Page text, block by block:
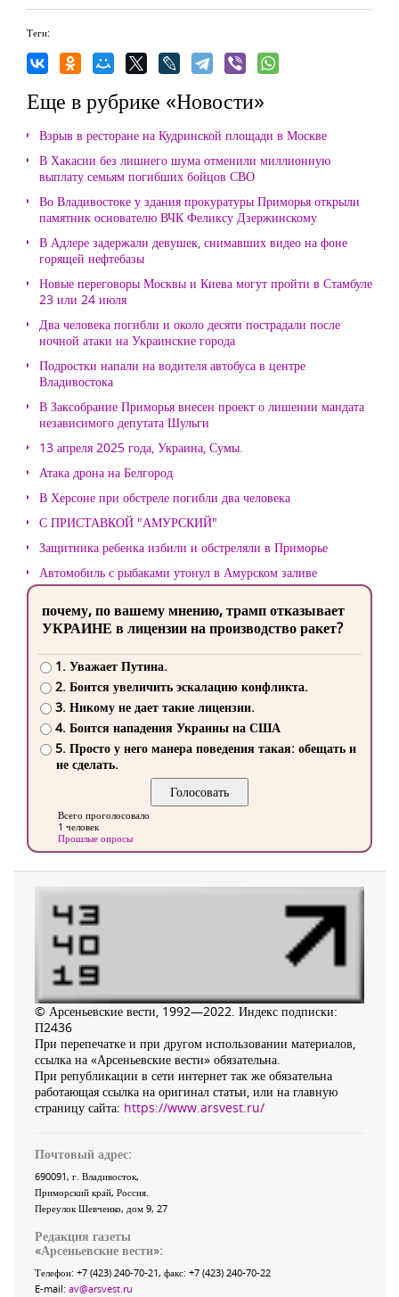
Теги:
Еще в рубрике «Новости»
Взрыв в ресторане на Кудринской площади в Москве
В Хакасии без лишнего шума отменили миллионную
выплату семьям погибших бойцов СВО
Во Владивостоке у здания прокуратуры Приморья открыли
памятник основателю ВЧК Феликсу Дзержинскому
В Адлере задержали девушек, снимавших видео на фоне
горящей нефтебазы
Новые переговоры Москвы и Киева могут пройти в Стамбуле
23 или 24 июля
Два человека погибли и около десяти пострадали после
ночной атаки на Украинские города
Подростки напали на водителя автобуса в центре
Владивостока
В Заксобрание Приморья внесен проект о лишении мандата
независимого депутата Шульги
13 апреля 2025 года, Украина, Сумы.
Атака дрона на Белгород
В Херсоне при обстреле погибли два человека
С ПРИСТАВКОЙ "АМУРСКИЙ"
Защитника ребенка избили и обстреляли в Приморье
Автомобиль с рыбаками утонул в Амурском заливе
почему, по вашему мнению, трамп отказывает
УКРАИНЕ в лицензии на производство ракет?
1. Уважает Путина.
2. Боится увеличить эскалацию конфликта.
3. Никому не дает такие лицензии.
4. Боится нападения Украины на США
5. Просто у него манера поведения такая: обещать и
не сделать.
Всего проголосовало
1 человек
Прошлые опросы
© Арсеньевские вести, 1992—2022. Индекс подписки:
П2436
При перепечатке и при другом использовании материалов,
ссылка на «Арсеньевские вести» обязательна.
При републикации в сети интернет так же обязательна
работающая ссылка на оригинал статьи, или на главную
страницу сайта: https://www.arsvest.ru/
Почтовый адрес:
690091, г. Владивосток,
Приморский край, Россия
Переулок Шевченко, дом 9, 27
Редакция газеты
«Арсеньевские вести»:
Телефон: +7 (423) 240-70-21, факс: +7 (423) 240-70-22
E-mail: av@arsvest.ru